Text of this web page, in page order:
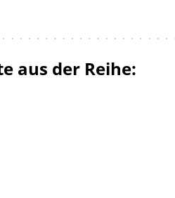
aus der Reihe: